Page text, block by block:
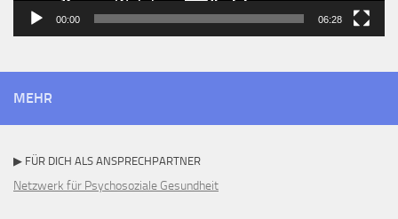
00:00 06:28
MEHR
▶ FÜR DICH ALS ANSPRECHPARTNER
Netzwerk für Psychosoziale Gesundheit